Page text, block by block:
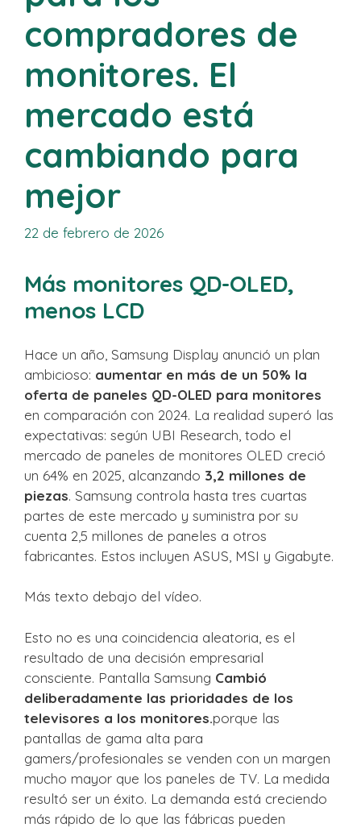
compradores de
monitores. El
mercado está
cambiando para
mejor
22 de febrero de 2026
Más monitores QD-OLED,
menos LCD
Hace un año, Samsung Display anunció un plan
ambicioso: aumentar en más de un 50% la
oferta de paneles QD-OLED para monitores
en comparación con 2024. La realidad superó las
expectativas: según UBI Research, todo el
mercado de paneles de monitores OLED creció
un 64% en 2025, alcanzando 3,2 millones de
piezas. Samsung controla hasta tres cuartas
partes de este mercado y suministra por su
cuenta 2,5 millones de paneles a otros
fabricantes. Estos incluyen ASUS, MSI y Gigabyte.
Más texto debajo del vídeo.
Esto no es una coincidencia aleatoria, es el
resultado de una decisión empresarial
consciente. Pantalla Samsung Cambió
deliberadamente las prioridades de los
televisores a los monitores.porque las
pantallas de gama alta para
gamers/profesionales se venden con un margen
mucho mayor que los paneles de TV. La medida
resultó ser un éxito. La demanda está creciendo
más rápido de lo que las fábricas pueden